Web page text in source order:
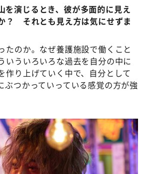
演じるとき、彼が多面的に見え
？ それとも見え方は気にせずま
たのか。なぜ養護施設で働くこと
いういろいろな過去を自分の中に
作り上げていく中で、自分として
ぶつかっていっている感覚の方が強